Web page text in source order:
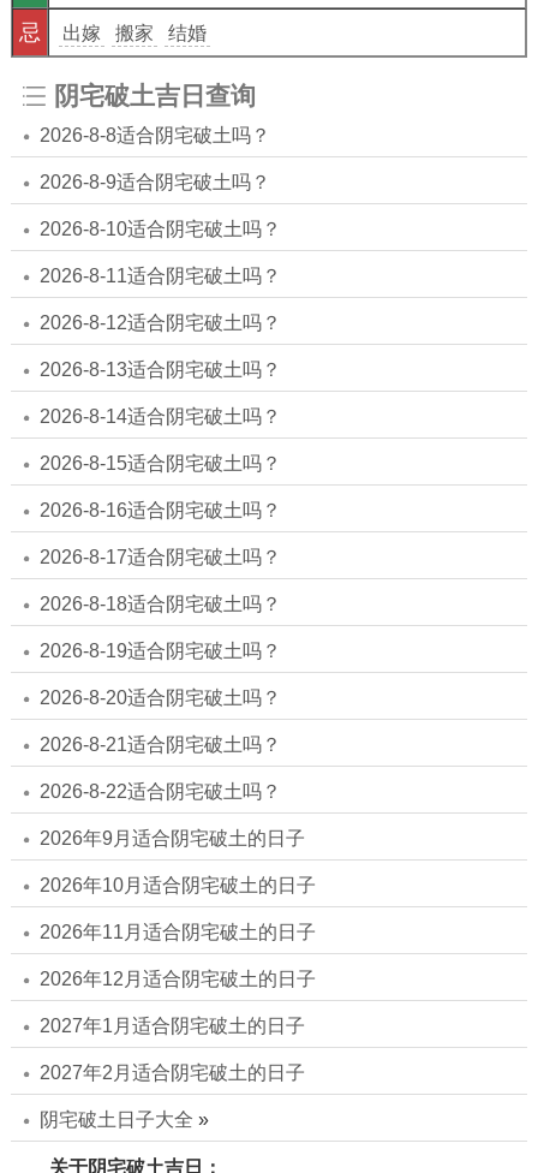
忌
出嫁 搬家 结婚
阴宅破土吉日查询
2026-8-8适合阴宅破土吗？
2026-8-9适合阴宅破土吗？
2026-8-10适合阴宅破土吗？
2026-8-11适合阴宅破土吗？
2026-8-12适合阴宅破土吗？
2026-8-13适合阴宅破土吗？
2026-8-14适合阴宅破土吗？
2026-8-15适合阴宅破土吗？
2026-8-16适合阴宅破土吗？
2026-8-17适合阴宅破土吗？
2026-8-18适合阴宅破土吗？
2026-8-19适合阴宅破土吗？
2026-8-20适合阴宅破土吗？
2026-8-21适合阴宅破土吗？
2026-8-22适合阴宅破土吗？
2026年9月适合阴宅破土的日子
2026年10月适合阴宅破土的日子
2026年11月适合阴宅破土的日子
2026年12月适合阴宅破土的日子
2027年1月适合阴宅破土的日子
2027年2月适合阴宅破土的日子
阴宅破土日子大全 »
关于阴宅破土吉日：